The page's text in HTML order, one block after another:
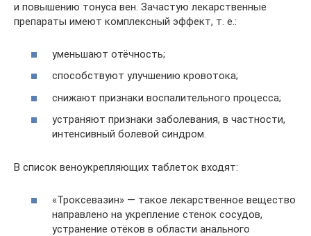
и повышению тонуса вен. Зачастую лекарственные
препараты имеют комплексный эффект, т. е.:
уменьшают отёчность;
способствуют улучшению кровотока;
снижают признаки воспалительного процесса;
устраняют признаки заболевания, в частности,
интенсивный болевой синдром.
В список веноукрепляющих таблеток входят:
«Троксевазин» — такое лекарственное вещество
направлено на укрепление стенок сосудов,
устранение отёков в области анального